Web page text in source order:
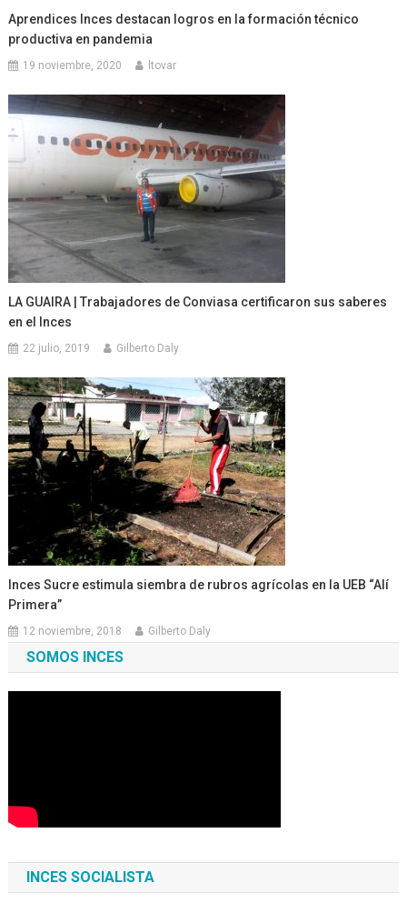
Aprendices Inces destacan logros en la formación técnico
productiva en pandemia
19 noviembre, 2020 ltovar
LA GUAIRA | Trabajadores de Conviasa certificaron sus saberes
en el Inces
22 julio, 2019 Gilberto Daly
Inces Sucre estimula siembra de rubros agrícolas en la UEB “Alí
Primera”
12 noviembre, 2018 Gilberto Daly
SOMOS INCES
INCES SOCIALISTA